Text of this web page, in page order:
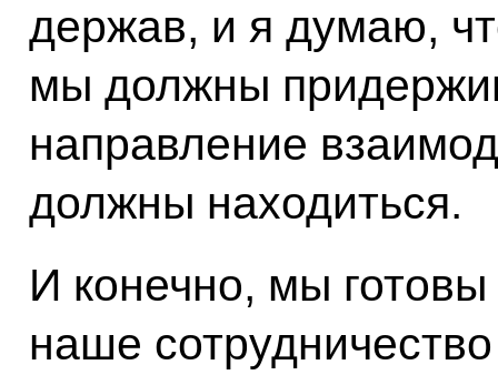
держав, и я думаю,
мы должны
направление
должны находиться.
И конечно, мы готовы
наше